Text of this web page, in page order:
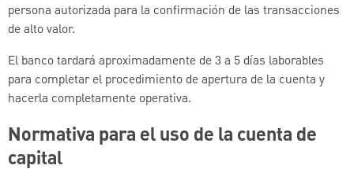
persona autorizada para la confirmación de las transacciones
de alto valor.
El banco tardará aproximadamente de 3 a 5 días laborables
para completar el procedimiento de apertura de la cuenta y
hacerla completamente operativa.
Normativa para el uso de la cuenta de
capital